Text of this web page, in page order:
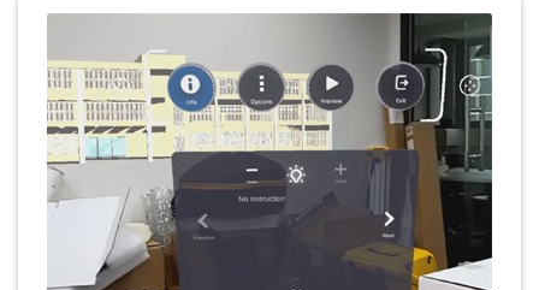
止可提供模型套合直接比對現場施工狀況，
它也可以運行在 Android 和 iOS 的平版手
機，剛好符合 Miron 的需求。